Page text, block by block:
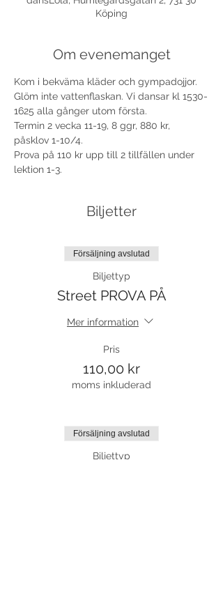
Köping
Om evenemanget
Kom i bekväma kläder och gympadojjor.
Glöm inte vattenflaskan. Vi dansar kl 1530-
1625 alla gånger utom första.
Termin 2 vecka 11-19, 8 ggr, 880 kr,
påsklov 1-10/4.
Prova på 110 kr upp till 2 tillfällen under
lektion 1-3.
Biljetter
Försäljning avslutad
Biljettyp
Street PROVA PÅ
Mer information
Pris
110,00 kr
moms inkluderad
Försäljning avslutad
Biljettyp